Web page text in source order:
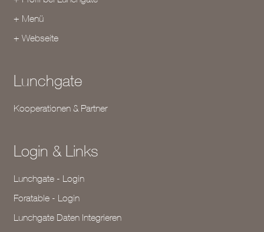
+ Menü
+ Webseite
Lunchgate
Kooperationen & Partner
Login & Links
Lunchgate - Login
Foratable - Login
Lunchgate Daten Integrieren